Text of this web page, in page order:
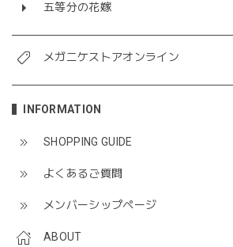
五等分の花嫁
メガニケストアオンライン
INFORMATION
SHOPPING GUIDE
よくあるご質問
メンバーシップページ
ABOUT